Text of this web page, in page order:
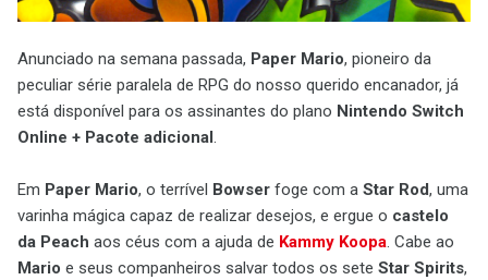
Anunciado na semana passada, Paper Mario, pioneiro da
peculiar série paralela de RPG do nosso querido encanador, já
está disponível para os assinantes do plano Nintendo Switch
Online + Pacote adicional.
Em Paper Mario, o terrível Bowser foge com a Star Rod, uma
varinha mágica capaz de realizar desejos, e ergue o castelo
da Peach aos céus com a ajuda de Kammy Koopa. Cabe ao
Mario e seus companheiros salvar todos os sete Star Spirits,